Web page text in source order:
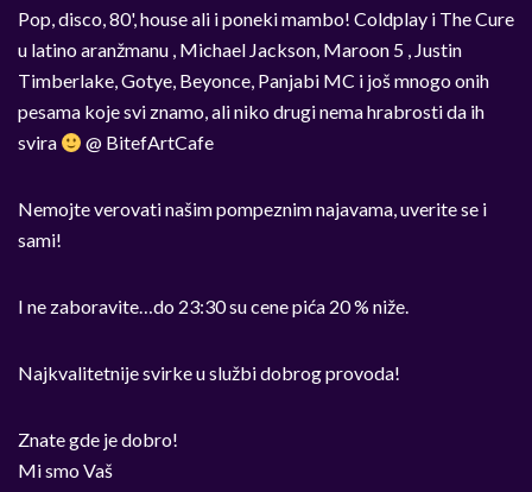
Pop, disco, 80', house ali i poneki mambo! Coldplay i The Cure
u latino aranžmanu , Michael Jackson, Maroon 5 , Justin
Timberlake, Gotye, Beyonce, Panjabi MC i još mnogo onih
pesama koje svi znamo, ali niko drugi nema hrabrosti da ih
svira
@ BitefArtCafe
Nemojte verovati našim pompeznim najavama, uverite se i
sami!
I ne zaboravite…do 23:30 su cene pića 20 % niže.
Najkvalitetnije svirke u službi dobrog provoda!
Znate gde je dobro!
Mi smo Vaš